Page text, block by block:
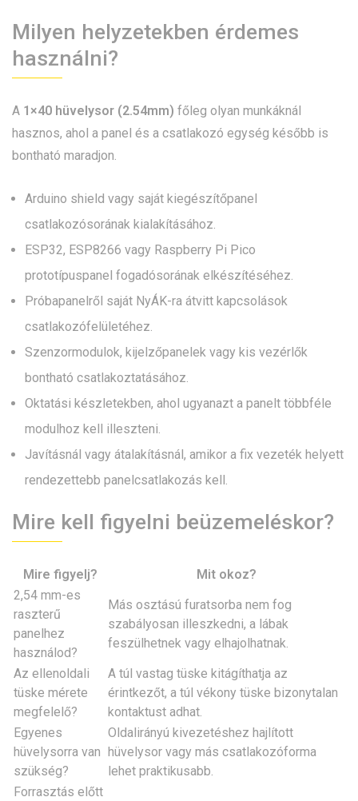
Milyen helyzetekben érdemes
használni?
A 1×40 hüvelysor (2.54mm) főleg olyan munkáknál
hasznos, ahol a panel és a csatlakozó egység később is
bontható maradjon.
Arduino shield vagy saját kiegészítőpanel
csatlakozósorának kialakításához.
ESP32, ESP8266 vagy Raspberry Pi Pico
prototípuspanel fogadósorának elkészítéséhez.
Próbapanelről saját NyÁK-ra átvitt kapcsolások
csatlakozófelületéhez.
Szenzormodulok, kijelzőpanelek vagy kis vezérlők
bontható csatlakoztatásához.
Oktatási készletekben, ahol ugyanazt a panelt többféle
modulhoz kell illeszteni.
Javításnál vagy átalakításnál, amikor a fix vezeték helyett
rendezettebb panelcsatlakozás kell.
Mire kell figyelni beüzemeléskor?
Mire figyelj?
Mit okoz?
2,54 mm-es
raszterű
panelhez
használod?
Más osztású furatsorba nem fog
szabályosan illeszkedni, a lábak
feszülhetnek vagy elhajolhatnak.
Az ellenoldali
tüske mérete
megfelelő?
A túl vastag tüske kitágíthatja az
érintkezőt, a túl vékony tüske bizonytalan
kontaktust adhat.
Egyenes
hüvelysorra van
szükség?
Oldalirányú kivezetéshez hajlított
hüvelysor vagy más csatlakozóforma
lehet praktikusabb.
Forrasztás előtt